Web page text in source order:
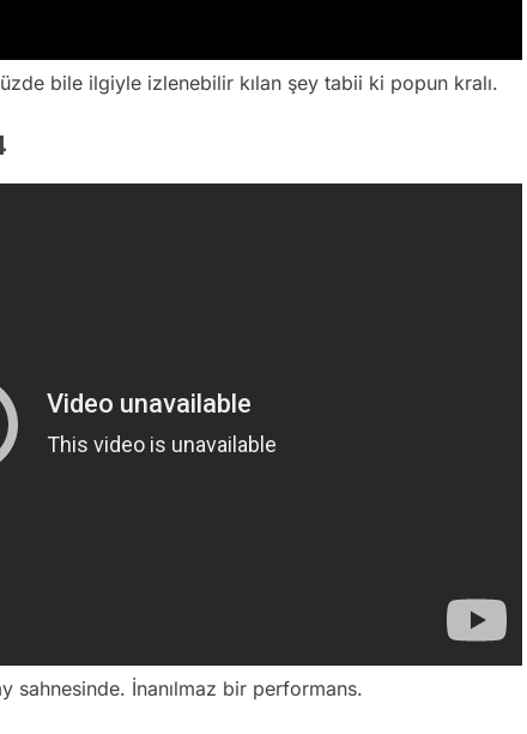
bile ilgiyle izlenebilir kılan şey tabii ki popun kralı.
sahnesinde. İnanılmaz bir performans.